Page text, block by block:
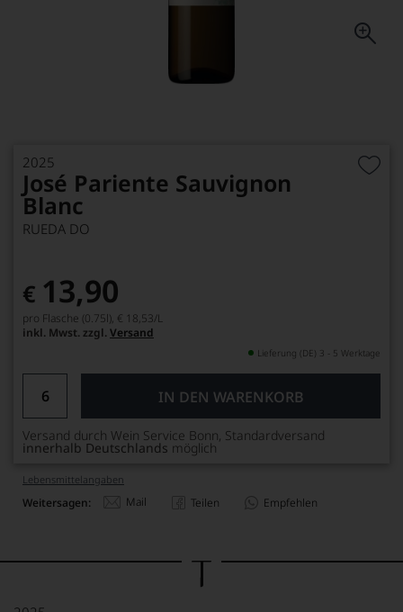
2025
José Pariente Sauvignon
Blanc
RUEDA DO
€ 13,90
pro Flasche (0.75l), € 18,53/L
inkl. Mwst. zzgl. Versand
Lieferung (DE) 3 - 5 Werktage
IN DEN WARENKORB
Versand durch Wein Service Bonn, Standardversand
innerhalb Deutschlands möglich
Lebensmittel­angaben
Weitersagen: Mail Teilen Empfehlen